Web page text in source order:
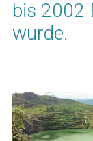
bis 2002
wurde.